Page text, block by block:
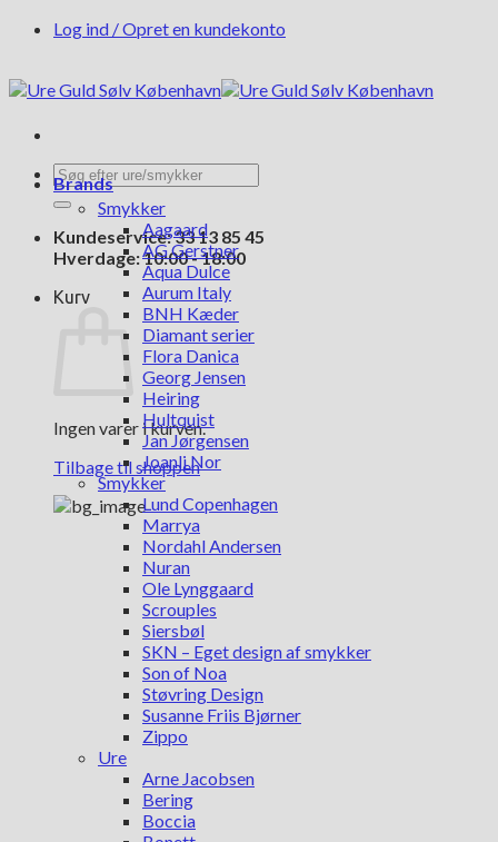
FortsætLog ind / Opret en kundekonto
Søg
efter:
Kundeservice: 33 13 85 45
Hverdage: 10:00 - 18:00
Kurv
Ingen varer i kurven.
Tilbage til shoppen
Brands
Smykker
Aagaard
AG Gerstner
Aqua Dulce
Aurum Italy
BNH Kæder
Diamant serier
Flora Danica
Georg Jensen
Heiring
Hultquist
Jan Jørgensen
Joanli Nor
Smykker
Lund Copenhagen
Marrya
Nordahl Andersen
Nuran
Ole Lynggaard
Scrouples
Siersbøl
SKN – Eget design af smykker
Son of Noa
Støvring Design
Susanne Friis Bjørner
Zippo
Ure
Arne Jacobsen
Bering
Boccia